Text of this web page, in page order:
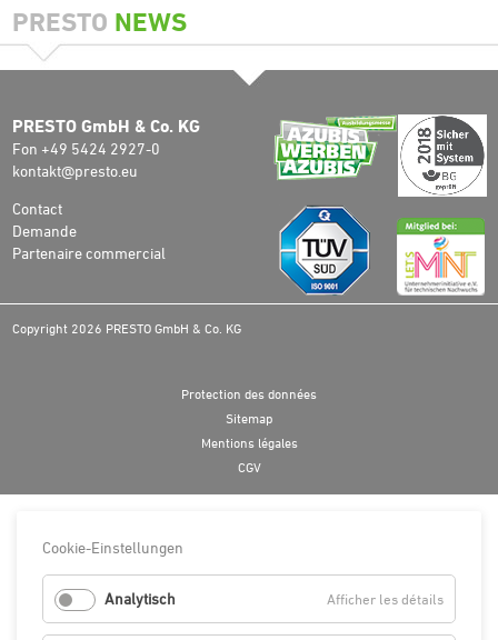
PRESTO NEWS
PRESTO GmbH & Co. KG
Fon +49 5424 2927-0
kontakt@presto.eu
Contact
Demande
Partenaire commercial
Copyright 2026 PRESTO GmbH & Co. KG
Protection des données
Sitemap
Mentions légales
CGV
Cookie-Einstellungen
Analytisch Afficher les détailsfor